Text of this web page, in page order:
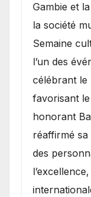
Gambie et
la société
Semaine
l’un des
célébrant le
favorisant
honorant
réaffirmé
des